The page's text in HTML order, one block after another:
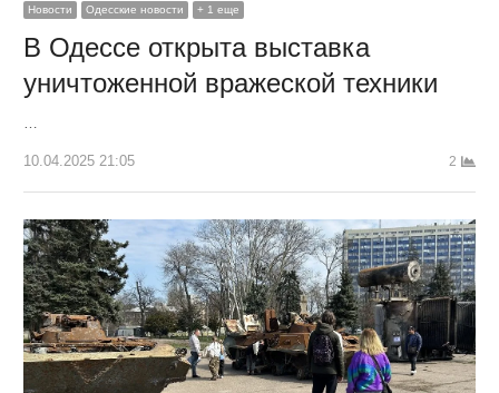
Новости Одесские новости + 1 еще
В Одессе открыта выставка
уничтоженной вражеской техники
…
10.04.2025 21:05 2